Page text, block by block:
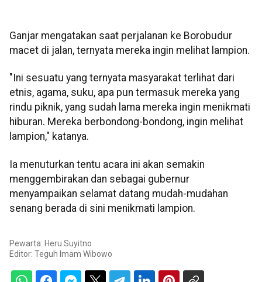
Ganjar mengatakan saat perjalanan ke Borobudur
macet di jalan, ternyata mereka ingin melihat lampion.
"Ini sesuatu yang ternyata masyarakat terlihat dari
etnis, agama, suku, apa pun termasuk mereka yang
rindu piknik, yang sudah lama mereka ingin menikmati
hiburan. Mereka berbondong-bondong, ingin melihat
lampion," katanya.
Ia menuturkan tentu acara ini akan semakin
menggembirakan dan sebagai gubernur
menyampaikan selamat datang mudah-mudahan
senang berada di sini menikmati lampion.
Pewarta: Heru Suyitno
Editor: Teguh Imam Wibowo